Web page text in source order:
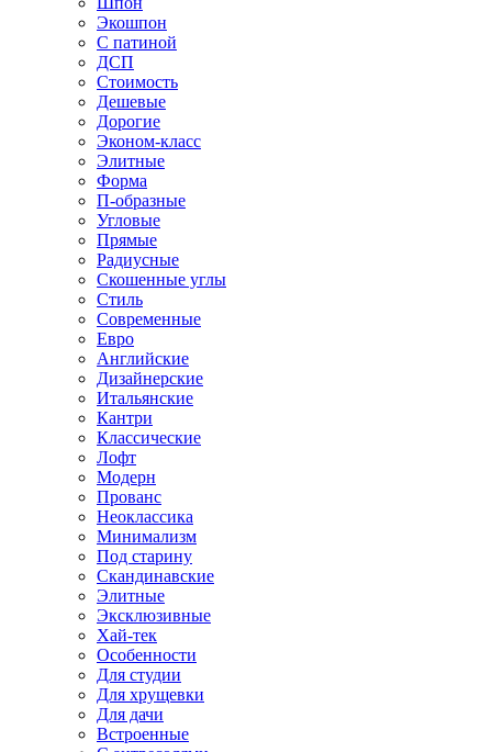
Экошпон
С патиной
ДСП
Стоимость
Дешевые
Дорогие
Эконом-класс
Элитные
Форма
П-образные
Угловые
Прямые
Радиусные
Скошенные углы
Стиль
Современные
Евро
Английские
Дизайнерские
Итальянские
Кантри
Классические
Лофт
Модерн
Прованс
Неоклассика
Минимализм
Под старину
Скандинавские
Элитные
Эксклюзивные
Хай-тек
Особенности
Для студии
Для хрущевки
Для дачи
Встроенные